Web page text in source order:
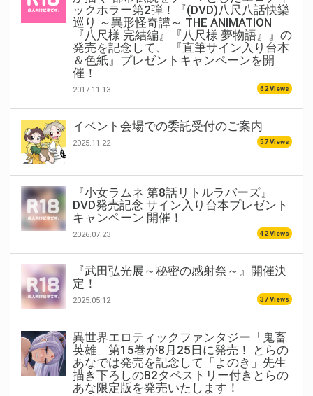
ックホラー第2弾！『(DVD)八尺八話快樂
巡り ～異形怪奇譚～ THE ANIMATION
『八尺様 完結編』『八尺様 夢物語』』の
発売を記念して、 『直筆サイン入り台本
＆色紙』プレゼントキャンペーンを開
催！
2017.11.13 62 Views
イベント会場での委託受付のご案内
2025.11.22 57 Views
『小女ラムネ 第8話リトルラバーズ』
DVD発売記念 サイン入り台本プレゼント
キャンペーン 開催！
2026.07.23 42 Views
『武田弘光展～秘密の感射祭～』開催決
定！
2025.05.12 37 Views
異世界エロティックファンタジー「鬼畜
英雄」第15巻が8月25日に発売！ とらの
あなでは発売を記念して「よのき」先生
描き下ろしのB2タペストリー付きとらの
あな限定版を発売いたします！